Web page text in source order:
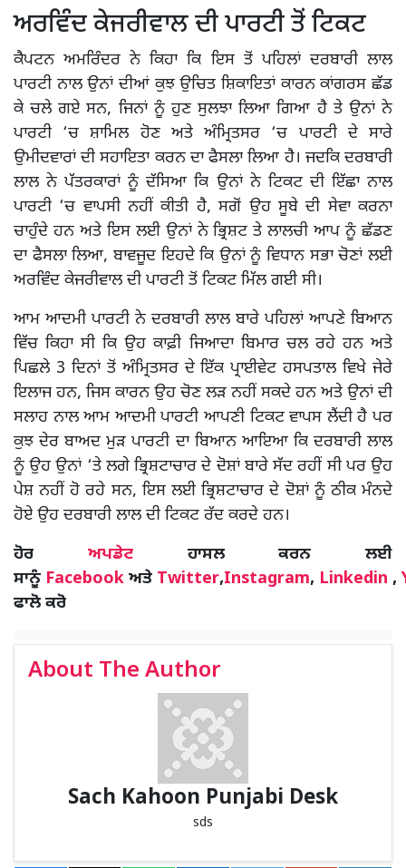
ਅਰਵਿੰਦ ਕੇਜਰੀਵਾਲ ਦੀ ਪਾਰਟੀ ਤੋਂ ਟਿਕਟ
ਕੈਪਟਨ ਅਮਰਿੰਦਰ ਨੇ ਕਿਹਾ ਕਿ ਇਸ ਤੋਂ ਪਹਿਲਾਂ ਦਰਬਾਰੀ ਲਾਲ
ਪਾਰਟੀ ਨਾਲ ਉਨਾਂ ਦੀਆਂ ਕੁਝ ਉਚਿਤ ਸ਼ਿਕਾਇਤਾਂ ਕਾਰਨ ਕਾਂਗਰਸ ਛੱਡ
ਕੇ ਚਲੇ ਗਏ ਸਨ, ਜਿਨਾਂ ਨੂੰ ਹੁਣ ਸੁਲਝਾ ਲਿਆ ਗਿਆ ਹੈ ਤੇ ਉਨਾਂ ਨੇ
ਪਾਰਟੀ ‘ਚ ਸ਼ਾਮਿਲ ਹੋਣ ਅਤੇ ਅੰਮ੍ਰਿਤਸਰ ‘ਚ ਪਾਰਟੀ ਦੇ ਸਾਰੇ
ਉਮੀਦਵਾਰਾਂ ਦੀ ਸਹਾਇਤਾ ਕਰਨ ਦਾ ਫੈਸਲਾ ਲਿਆ ਹੈ। ਜਦਕਿ ਦਰਬਾਰੀ
ਲਾਲ ਨੇ ਪੱਤਰਕਾਰਾਂ ਨੂੰ ਦੱਸਿਆ ਕਿ ਉਨਾਂ ਨੇ ਟਿਕਟ ਦੀ ਇੱਛਾ ਨਾਲ
ਪਾਰਟੀ ‘ਚ ਵਾਪਸੀ ਨਹੀਂ ਕੀਤੀ ਹੈ, ਸਗੋਂ ਉਹ ਸੂਬੇ ਦੀ ਸੇਵਾ ਕਰਨਾ
ਚਾਹੁੰਦੇ ਹਨ ਅਤੇ ਇਸ ਲਈ ਉਨਾਂ ਨੇ ਭ੍ਰਿਸ਼ਟ ਤੇ ਲਾਲਚੀ ਆਪ ਨੂੰ ਛੱਡਣ
ਦਾ ਫੈਸਲਾ ਲਿਆ, ਬਾਵਜੂਦ ਇਹਦੇ ਕਿ ਉਨਾਂ ਨੂੰ ਵਿਧਾਨ ਸਭਾ ਚੋਣਾਂ ਲਈ
ਅਰਵਿੰਦ ਕੇਜਰੀਵਾਲ ਦੀ ਪਾਰਟੀ ਤੋਂ ਟਿਕਟ ਮਿੱਲ ਗਈ ਸੀ।
ਆਮ ਆਦਮੀ ਪਾਰਟੀ ਨੇ ਦਰਬਾਰੀ ਲਾਲ ਬਾਰੇ ਪਹਿਲਾਂ ਆਪਣੇ ਬਿਆਨ
ਵਿੱਚ ਕਿਹਾ ਸੀ ਕਿ ਉਹ ਕਾਫ਼ੀ ਜਿਆਦਾ ਬਿਮਾਰ ਚਲ ਰਹੇ ਹਨ ਅਤੇ
ਪਿਛਲੇ 3 ਦਿਨਾਂ ਤੋਂ ਅੰਮ੍ਰਿਤਸਰ ਦੇ ਇੱਕ ਪ੍ਰਾਈਵੇਟ ਹਸਪਤਾਲ ਵਿਖੇ ਜੇਰੇ
ਇਲਾਜ ਹਨ, ਜਿਸ ਕਾਰਨ ਉਹ ਚੋਣ ਲੜ ਨਹੀਂ ਸਕਦੇ ਹਨ ਅਤੇ ਉਨਾਂ ਦੀ
ਸਲਾਹ ਨਾਲ ਆਮ ਆਦਮੀ ਪਾਰਟੀ ਆਪਣੀ ਟਿਕਟ ਵਾਪਸ ਲੈਂਦੀ ਹੈ ਪਰ
ਕੁਝ ਦੇਰ ਬਾਅਦ ਮੁੜ ਪਾਰਟੀ ਦਾ ਬਿਆਨ ਆਇਆ ਕਿ ਦਰਬਾਰੀ ਲਾਲ
ਨੂੰ ਉਹ ਉਨਾਂ ‘ਤੇ ਲਗੇ ਭ੍ਰਿਸ਼ਟਾਚਾਰ ਦੇ ਦੋਸ਼ਾਂ ਬਾਰੇ ਸੱਦ ਰਹੀਂ ਸੀ ਪਰ ਉਹ
ਪੇਸ਼ ਨਹੀਂ ਹੋ ਰਹੇ ਸਨ, ਇਸ ਲਈ ਭ੍ਰਿਸ਼ਟਾਚਾਰ ਦੇ ਦੋਸ਼ਾਂ ਨੂੰ ਠੀਕ ਮੰਨਦੇ
ਹੋਏ ਉਹ ਦਰਬਾਰੀ ਲਾਲ ਦੀ ਟਿਕਟ ਰੱਦ ਕਰਦੇ ਹਨ।
ਹੋਰ ਅਪਡੇਟਹਾਸਲ ਕਰਨ ਲਈ
ਸਾਨੂੰ Facebook ਅਤੇ Twitter,Instagram, Linkedin ,
ਫਾਲੋ ਕਰੋ
About The Author
Sach Kahoon Punjabi Desk
sds